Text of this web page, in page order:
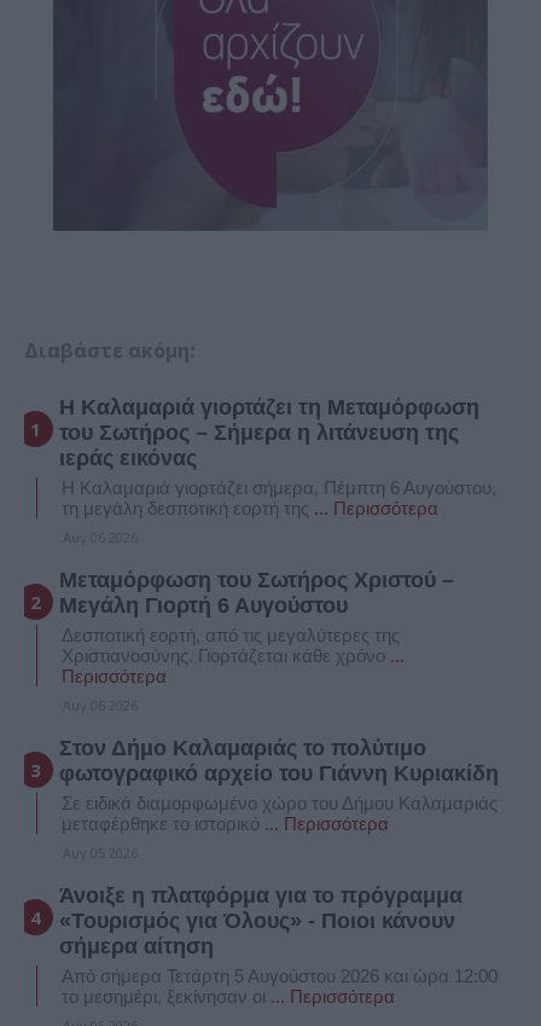
Διαβάστε ακόμη:
Η Καλαμαριά γιορτάζει τη Μεταμόρφωση
του Σωτήρος – Σήμερα η λιτάνευση της
ιεράς εικόνας
Η Καλαμαριά γιορτάζει σήμερα, Πέμπτη 6 Αυγούστου,
τη μεγάλη δεσποτική εορτή της ... Περισσότερα
Αυγ 06 2026
Μεταμόρφωση του Σωτήρος Χριστού –
Μεγάλη Γιορτή 6 Αυγούστου
Δεσποτική εορτή, από τις μεγαλύτερες της
Χριστιανοσύνης. Γιορτάζεται κάθε χρόνο ...
Περισσότερα
Αυγ 06 2026
Στον Δήμο Καλαμαριάς το πολύτιμο
φωτογραφικό αρχείο του Γιάννη Κυριακίδη
Σε ειδικά διαμορφωμένο χώρο του Δήμου Καλαμαριάς
μεταφέρθηκε το ιστορικό ... Περισσότερα
Αυγ 05 2026
Άνοιξε η πλατφόρμα για το πρόγραμμα
«Τουρισμός για Όλους» - Ποιοι κάνουν
σήμερα αίτηση
Από σήμερα Τετάρτη 5 Αυγούστου 2026 και ώρα 12:00
το μεσημέρι, ξεκίνησαν οι ... Περισσότερα